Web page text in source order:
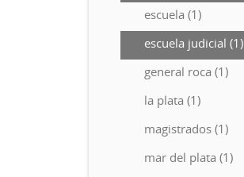
escuela (1)
escuela judicial (1)
general roca (1)
la plata (1)
magistrados (1)
mar del plata (1)